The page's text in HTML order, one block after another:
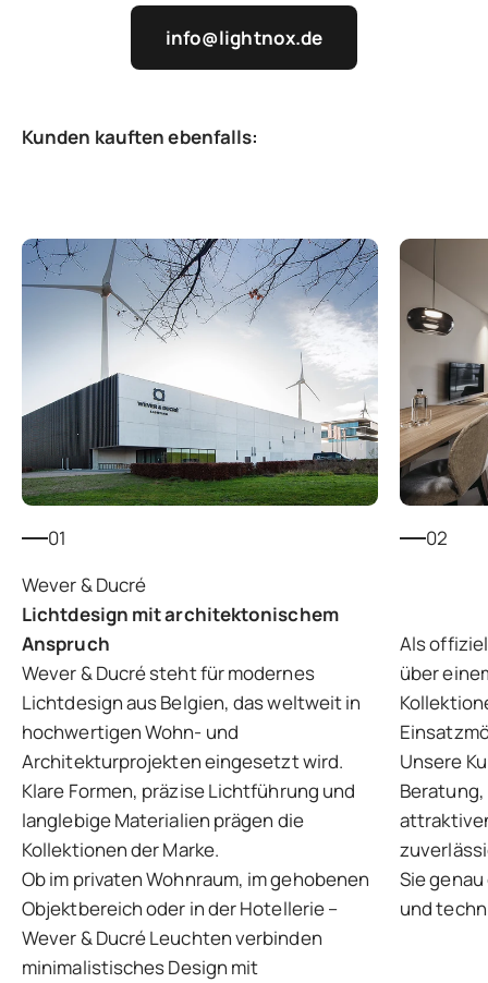
info@lightnox.de
01
Lichtdesign mit architektonischem
Anspruch
Wever & Ducré steht für modernes
Lichtdesign aus Belgien, das weltweit in
hochwertigen Wohn- und
Architekturprojekten eingesetzt wird.
Klare Formen, präzise Lichtführung und
langlebige Materialien prägen die
Kollektionen der Marke.
Ob im privaten Wohnraum, im gehobenen
Objektbereich oder in der Hotellerie –
Wever & Ducré Leuchten verbinden
minimalistisches Design mit
02
Als
über
Unsere
Sie
und